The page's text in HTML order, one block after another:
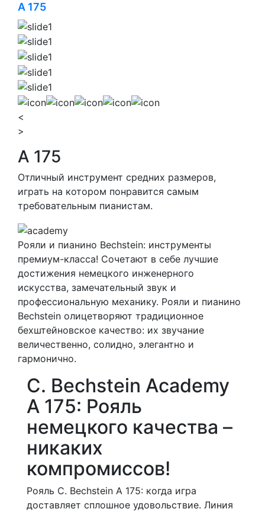
A 175
<
>
A 175
Отличный инструмент средних размеров,
играть на котором понравится самым
требовательным пианистам.
Рояли и пианино Bechstein: инструменты
премиум-класса! Сочетают в себе лучшие
достижения немецкого инженерного
искусства, замечательный звук и
профессиональную механику. Рояли и пианино
Bechstein олицетворяют традиционное
бехштейновское качество: их звучание
величественно, солидно, элегантно и
гармонично.
C. Bechstein Academy
A 175: Рояль
немецкого качества –
никаких
компромиссов!
Рояль C. Bechstein A 175: когда игра
доставляет сплошное удовольствие. Линия